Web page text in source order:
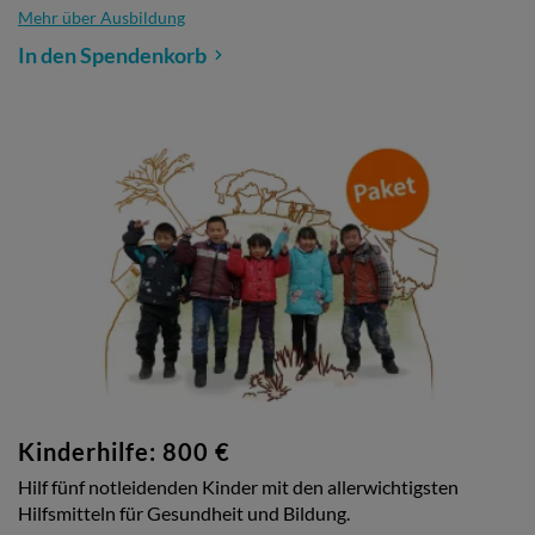
Mehr über Ausbildung
In den Spendenkorb
Kinderhilfe: 800 €
Hilf fünf notleidenden Kinder mit den allerwichtigsten
Hilfsmitteln für Gesundheit und Bildung.